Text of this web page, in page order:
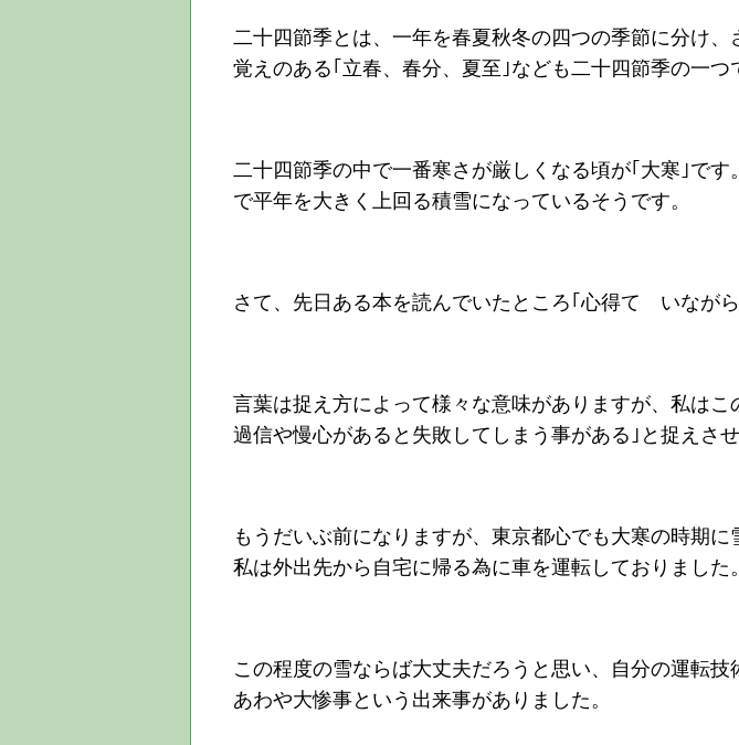
二十四節季とは、一年を春夏秋冬の四つの季節に分け
覚えのある｢立春、春分、夏至｣なども二十四節季の一つ
二十四節季の中で一番寒さが厳しくなる頃が｢大寒｣で
で平年を大きく上回る積雪になっているそうです。
さて、先日ある本を読んでいたところ｢心得て いなが
言葉は捉え方によって様々な意味がありますが、私は
過信や慢心があると失敗してしまう事がある｣と捉えさ
もうだいぶ前になりますが、東京都心でも大寒の時期
私は外出先から自宅に帰る為に車を運転しておりました。
この程度の雪ならば大丈夫だろうと思い、自分の運転
あわや大惨事という出来事がありました。